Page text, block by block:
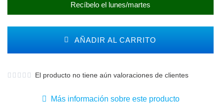
Recíbelo el lunes/martes
AÑADIR AL CARRITO
El producto no tiene aún valoraciones de clientes
Más información sobre este producto